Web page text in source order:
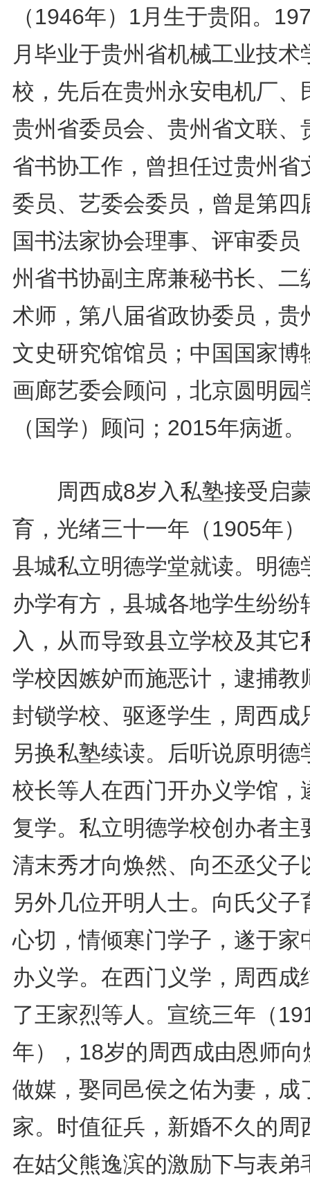
（1946年）1月生于贵阳。
月毕业于贵州省机械工业技术
校，先后在贵州永安电机厂、
贵州省委员会、贵州省文联、
省书协工作，曾担任过贵州省
委员、艺委会委员，曾是第四
国书法家协会理事、评审委员
州省书协副主席兼秘书长、二
术师，第八届省政协委员，贵
文史研究馆馆员；中国国家博
画廊艺委会顾问，北京圆明园
（国学）顾问；2015年病逝。
周西成8岁入私塾接受启
育，光绪三十一年（1905年
县城私立明德学堂就读。明德
办学有方，县城各地学生纷纷
入，从而导致县立学校及其它
学校因嫉妒而施恶计，逮捕教
封锁学校、驱逐学生，周西成
另换私塾续读。后听说原明德
校长等人在西门开办义学馆，
复学。私立明德学校创办者主
清末秀才向焕然、向丕丞父子
另外几位开明人士。向氏父子
心切，情倾寒门学子，遂于家
办义学。在西门义学，周西成
了王家烈等人。宣统三年（
年），18岁的周西成由恩师向
做媒，娶同邑侯之佑为妻，成
家。时值征兵，新婚不久的周
在姑父熊逸滨的激励下与表弟